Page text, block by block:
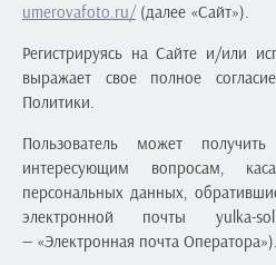
umerovafoto.ru/ (далее «Сайт»).
Регистрируясь на Сайте и/или
выражает свое полное
Политики.
Пользователь может
интересующим вопросам,
персональных данных,
электронной почты yulka-
— «Электронная почта Оператора»).